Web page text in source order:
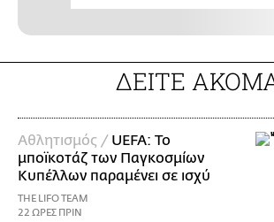
ΔΕΙΤΕ
Αθλητισμός / UEFA: Το
μποϊκοτάζ των Παγκοσμίων
Κυπέλλων παραμένει σε ισχύ
THE LIFO TEAM
22 ΩΡΕΣ ΠΡΙΝ